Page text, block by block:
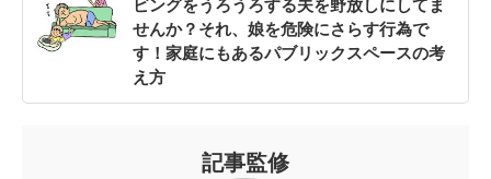
ビングをうろうろする夫を野放しにしてま
せんか？それ、娘を危険にさらす行為で
す！家庭にもあるパブリックスペースの考
え方
記事監修